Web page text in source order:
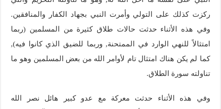
ركزت كذلك على التولي وأمرت النبي بجهاد الكفار والمنافقين.
وفي هذه الأثناء حدثت حالات طلاق كثيرة من المسلمين (ربما
امتثالاً للنهي الوارد في الممتحنة, وربما للضيق الذي كانوا فيه),
كما لم يكن هناك امتثال تام لأوامر الله من بعض المسلمين وهو ما
تناولته سورة الطلاق.
وفي هذه الأثناء حدثت معركة مع عدو كبير هائل نصر الله